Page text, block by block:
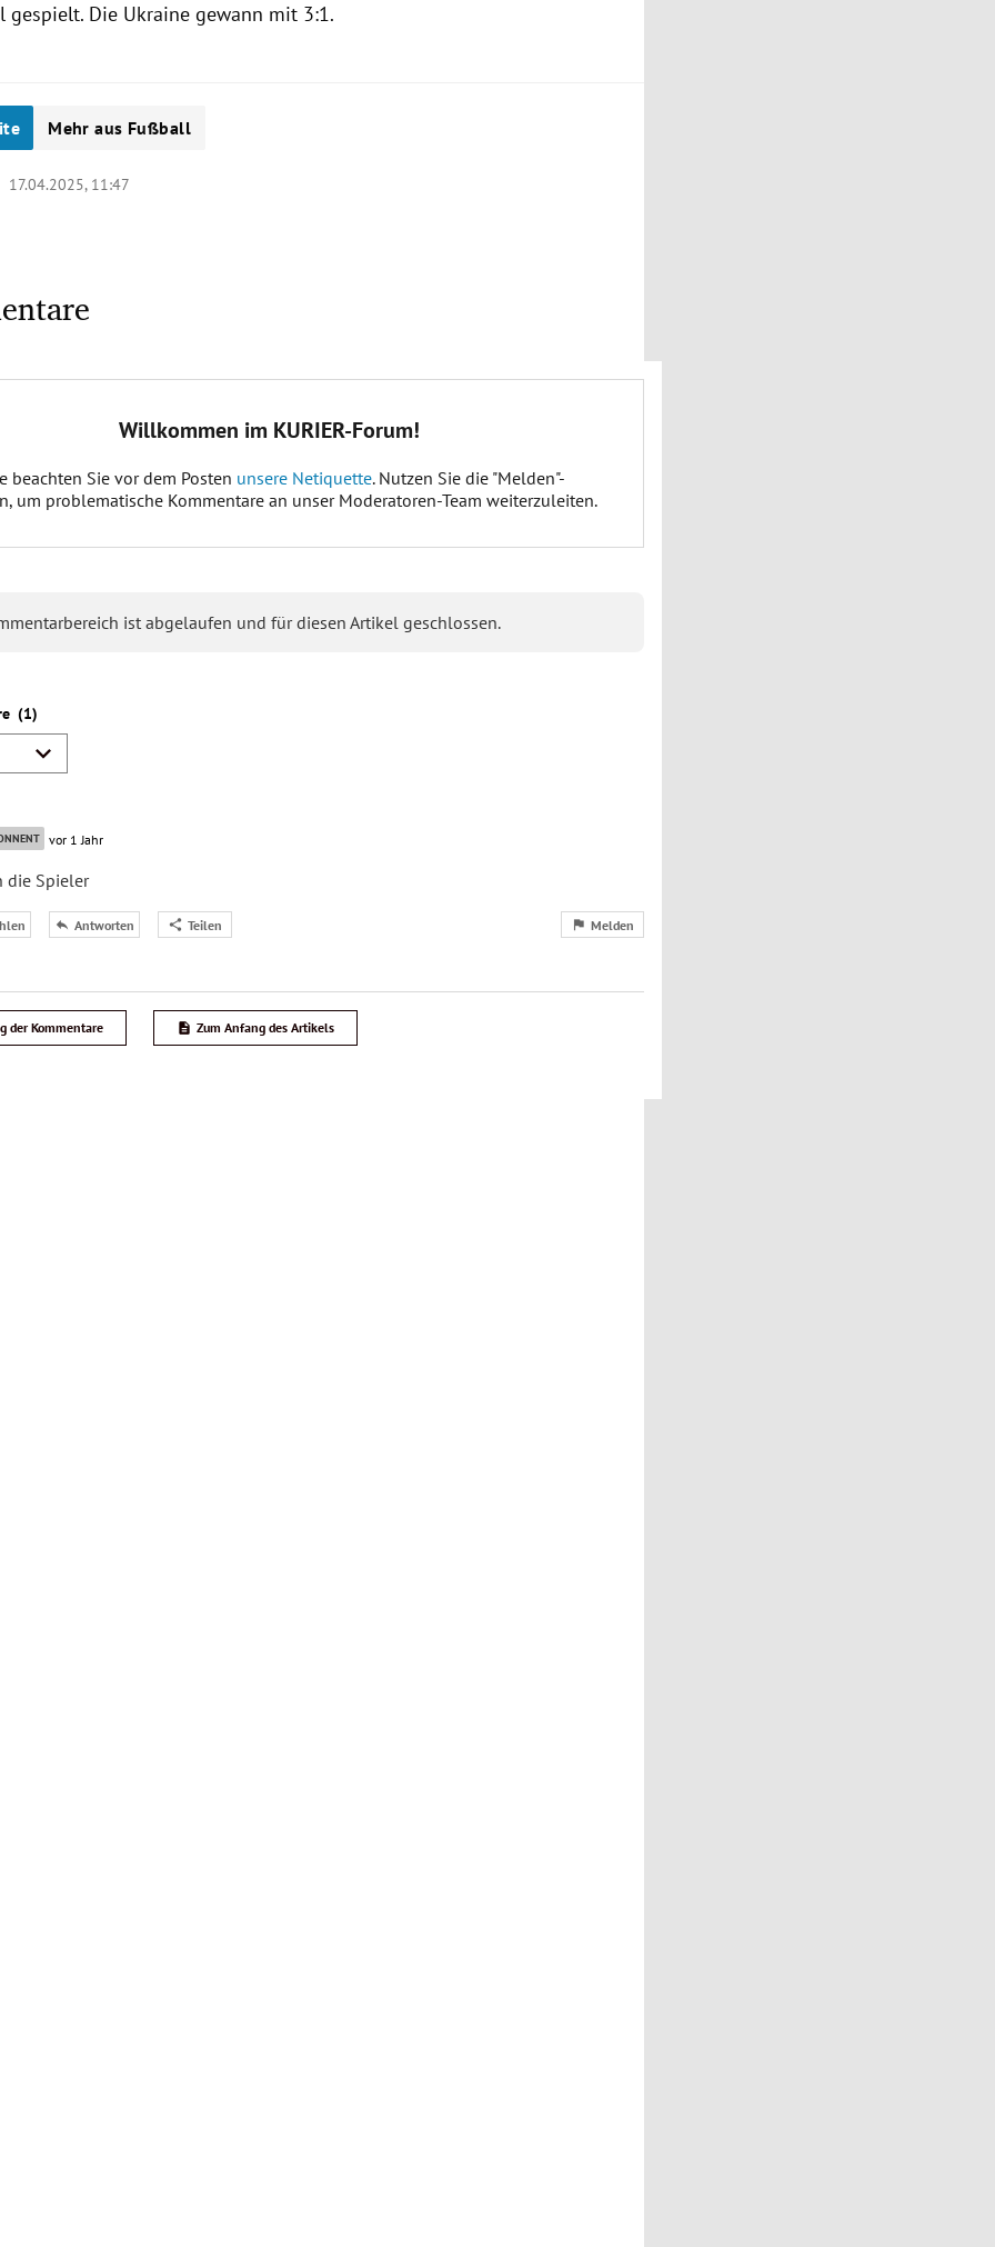
gespielt. Die Ukraine gewann mit 3:1.
Mehr aus Fußball
17.04.2025, 11:47